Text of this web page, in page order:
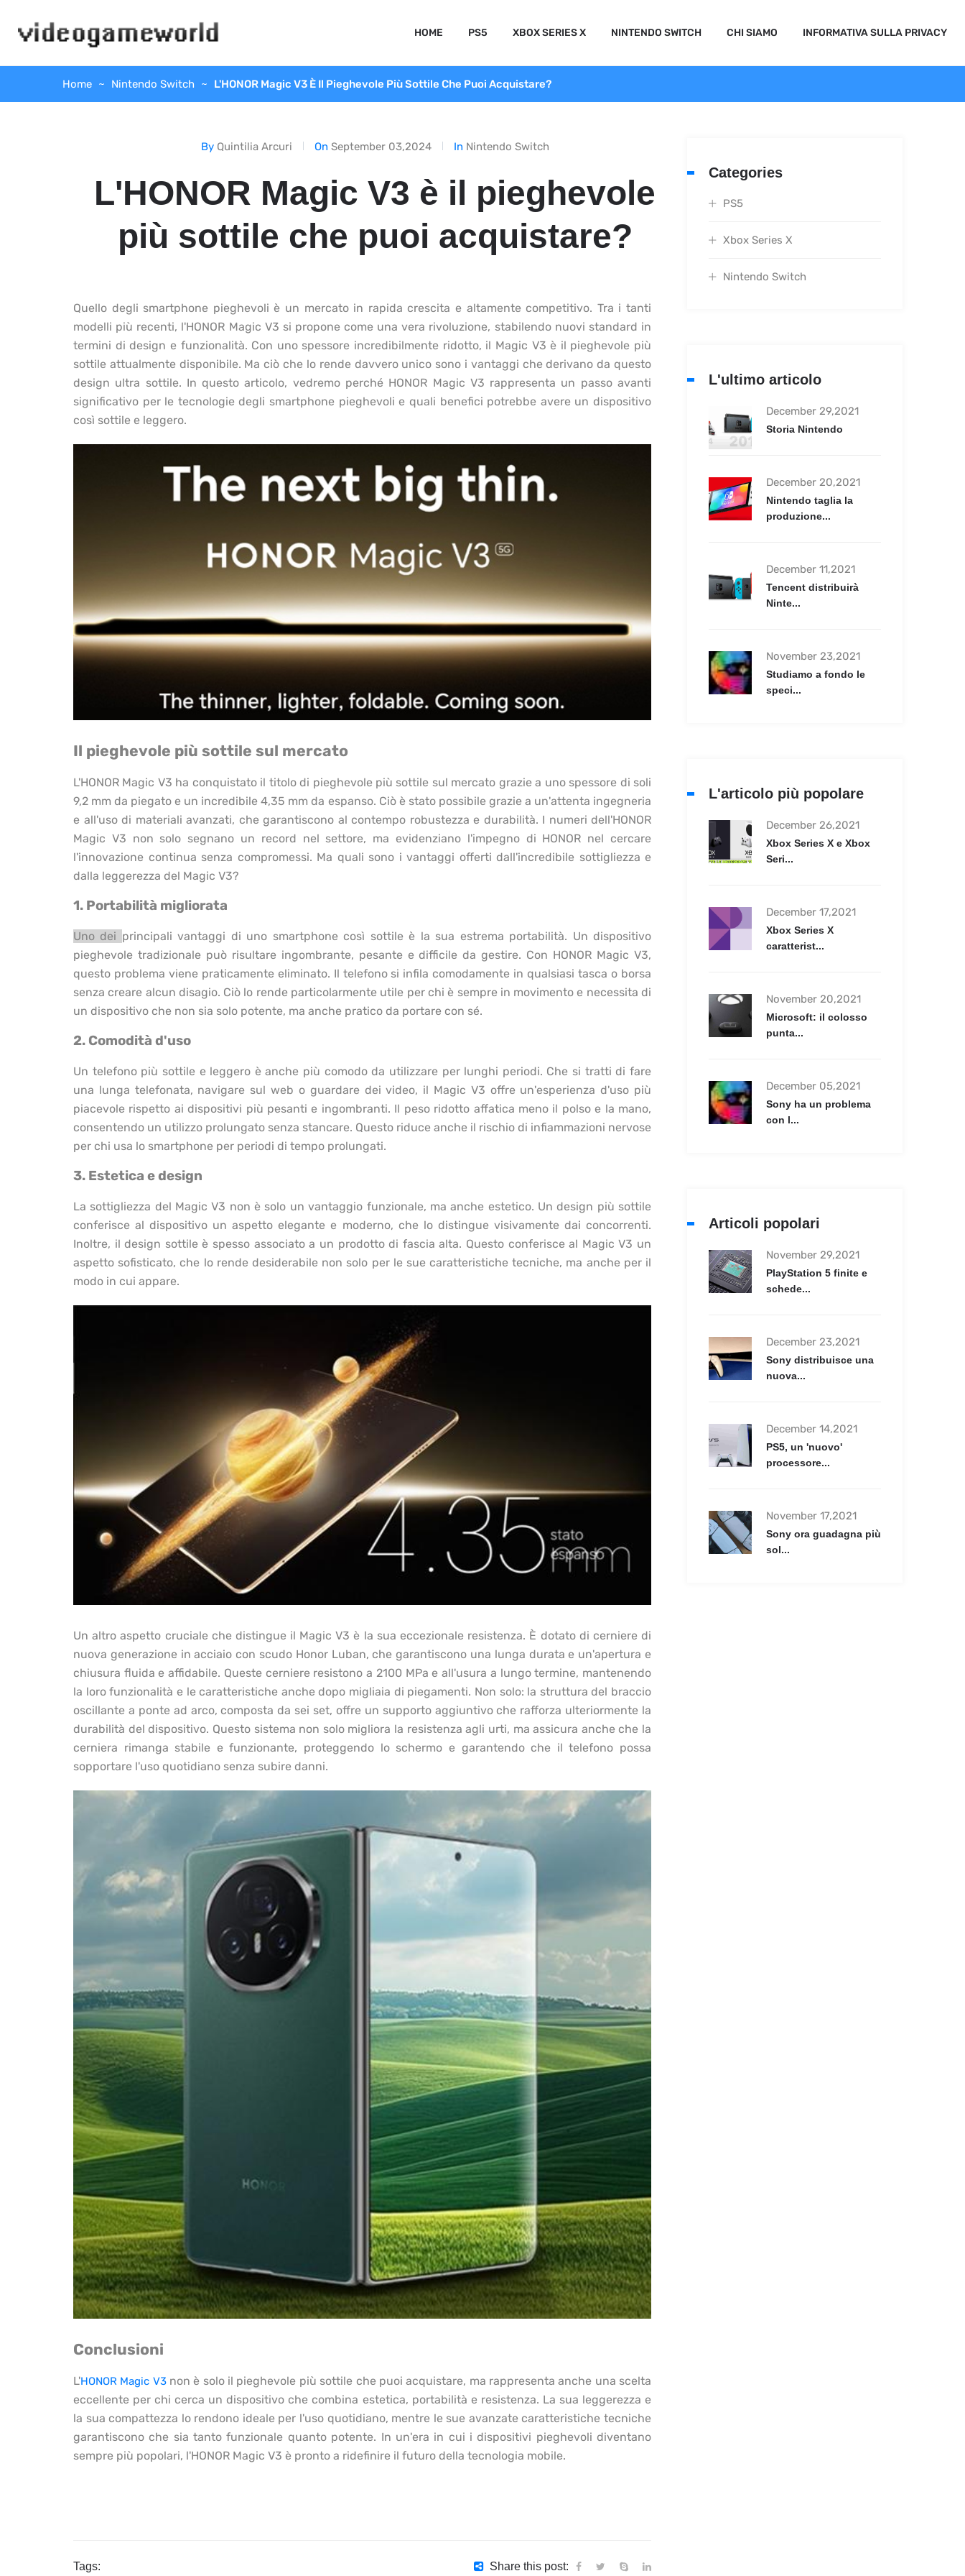
HOME PS5 XBOX SERIES X NINTENDO SWITCH CHI SIAMO INFORMATIVA SULLA PRIVACY
Home Nintendo Switch L'HONOR Magic V3 È Il Pieghevole Più Sottile Che Puoi Acquistare?
By Quintilia Arcuri On September 03,2024 In Nintendo Switch
L'HONOR Magic V3 è il pieghevole
più sottile che puoi acquistare?
Quello degli smartphone pieghevoli è un mercato in rapida crescita e altamente competitivo. Tra i tanti
modelli più recenti, l'HONOR Magic V3 si propone come una vera rivoluzione, stabilendo nuovi standard in
termini di design e funzionalità. Con uno spessore incredibilmente ridotto, il Magic V3 è il pieghevole più
sottile attualmente disponibile. Ma ciò che lo rende davvero unico sono i vantaggi che derivano da questo
design ultra sottile. In questo articolo, vedremo perché HONOR Magic V3 rappresenta un passo avanti
significativo per le tecnologie degli smartphone pieghevoli e quali benefici potrebbe avere un dispositivo
così sottile e leggero.
Il pieghevole più sottile sul mercato
L'HONOR Magic V3 ha conquistato il titolo di pieghevole più sottile sul mercato grazie a uno spessore di soli
9,2 mm da piegato e un incredibile 4,35 mm da espanso. Ciò è stato possibile grazie a un'attenta ingegneria
e all'uso di materiali avanzati, che garantiscono al contempo robustezza e durabilità. I numeri dell'HONOR
Magic V3 non solo segnano un record nel settore, ma evidenziano l'impegno di HONOR nel cercare
l'innovazione continua senza compromessi. Ma quali sono i vantaggi offerti dall'incredibile sottigliezza e
dalla leggerezza del Magic V3?
1. Portabilità migliorata
Uno dei principali vantaggi di uno smartphone così sottile è la sua estrema portabilità. Un dispositivo
pieghevole tradizionale può risultare ingombrante, pesante e difficile da gestire. Con HONOR Magic V3,
questo problema viene praticamente eliminato. Il telefono si infila comodamente in qualsiasi tasca o borsa
senza creare alcun disagio. Ciò lo rende particolarmente utile per chi è sempre in movimento e necessita di
un dispositivo che non sia solo potente, ma anche pratico da portare con sé.
2. Comodità d'uso
Un telefono più sottile e leggero è anche più comodo da utilizzare per lunghi periodi. Che si tratti di fare
una lunga telefonata, navigare sul web o guardare dei video, il Magic V3 offre un'esperienza d'uso più
piacevole rispetto ai dispositivi più pesanti e ingombranti. Il peso ridotto affatica meno il polso e la mano,
consentendo un utilizzo prolungato senza stancare. Questo riduce anche il rischio di infiammazioni nervose
per chi usa lo smartphone per periodi di tempo prolungati.
3. Estetica e design
La sottigliezza del Magic V3 non è solo un vantaggio funzionale, ma anche estetico. Un design più sottile
conferisce al dispositivo un aspetto elegante e moderno, che lo distingue visivamente dai concorrenti.
Inoltre, il design sottile è spesso associato a un prodotto di fascia alta. Questo conferisce al Magic V3 un
aspetto sofisticato, che lo rende desiderabile non solo per le sue caratteristiche tecniche, ma anche per il
modo in cui appare.
Un altro aspetto cruciale che distingue il Magic V3 è la sua eccezionale resistenza. È dotato di cerniere di
nuova generazione in acciaio con scudo Honor Luban, che garantiscono una lunga durata e un'apertura e
chiusura fluida e affidabile. Queste cerniere resistono a 2100 MPa e all'usura a lungo termine, mantenendo
la loro funzionalità e le caratteristiche anche dopo migliaia di piegamenti. Non solo: la struttura del braccio
oscillante a ponte ad arco, composta da sei set, offre un supporto aggiuntivo che rafforza ulteriormente la
durabilità del dispositivo. Questo sistema non solo migliora la resistenza agli urti, ma assicura anche che la
cerniera rimanga stabile e funzionante, proteggendo lo schermo e garantendo che il telefono possa
sopportare l'uso quotidiano senza subire danni.
Conclusioni
L'HONOR Magic V3non è solo il pieghevole più sottile che puoi acquistare, ma rappresenta anche una scelta
eccellente per chi cerca un dispositivo che combina estetica, portabilità e resistenza. La sua leggerezza e
la sua compattezza lo rendono ideale per l'uso quotidiano, mentre le sue avanzate caratteristiche tecniche
garantiscono che sia tanto funzionale quanto potente. In un'era in cui i dispositivi pieghevoli diventano
sempre più popolari, l'HONOR Magic V3 è pronto a ridefinire il futuro della tecnologia mobile.
Tags: Share this post:
Categories
PS5
Xbox Series X
Nintendo Switch
L'ultimo articolo
December 29,2021
Storia Nintendo
December 20,2021
Nintendo taglia la
produzione...
December 11,2021
Tencent distribuirà
Ninte...
November 23,2021
Studiamo a fondo le
speci...
L'articolo più popolare
December 26,2021
Xbox Series X e Xbox
Seri...
December 17,2021
Xbox Series X
caratterist...
November 20,2021
Microsoft: il colosso
punta...
December 05,2021
Sony ha un problema
con l...
Articoli popolari
November 29,2021
PlayStation 5 finite e
schede...
December 23,2021
Sony distribuisce una
nuova...
December 14,2021
PS5, un 'nuovo'
processore...
November 17,2021
Sony ora guadagna più
sol...